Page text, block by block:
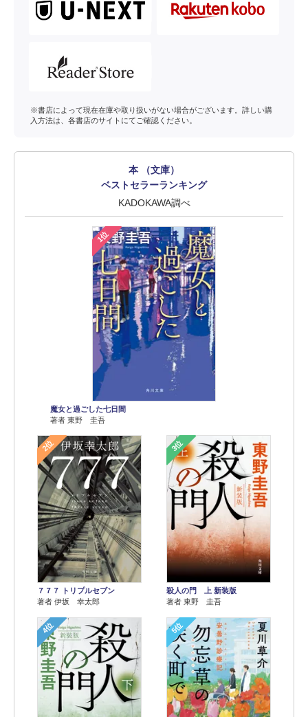
※書店によって現在在庫や取り扱いがない場合がございます。詳しい購
入方法は、各書店のサイトにてご確認ください。
本 （文庫）
ベストセラーランキング
KADOKAWA調べ
1位
魔女と過ごした七日間
著者 東野 圭吾
2位
７７７ トリプルセブン
著者 伊坂 幸太郎
3位
殺人の門 上 新装版
著者 東野 圭吾
4位 5位